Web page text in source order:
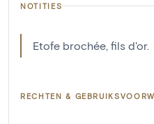
NOTITIES
Etofe brochée, fils d'or.
RECHTEN &